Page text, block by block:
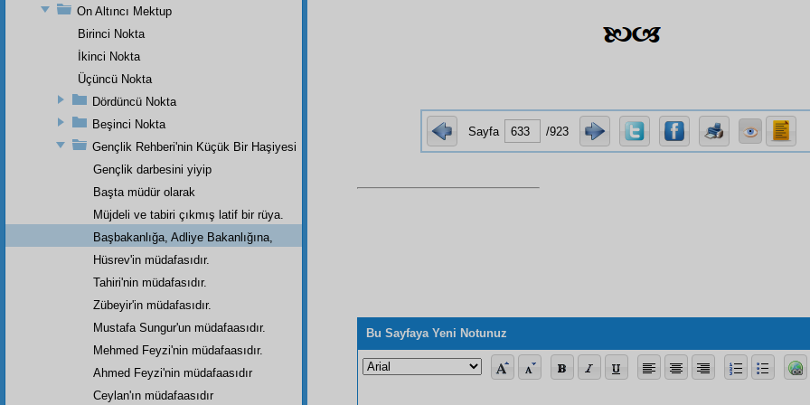
Sayfa /923
Bu Sayfaya Yeni Notunuz
On Altıncı Mektup
Birinci Nokta
İkinci Nokta
Üçüncü Nokta
Dördüncü Nokta
Beşinci Nokta
Gençlik Rehberi'nin Küçük Bir Haşiyesi
Gençlik darbesini yiyip
Başta müdür olarak
Müjdeli ve tabiri çıkmış latif bir rüya.
Başbakanlığa, Adliye Bakanlığına,
Hüsrev'in müdafasıdır.
Tahiri'nin müdafasıdır.
Zübeyir'in müdafasıdır.
Mustafa Sungur'un müdafaasıdır.
Mehmed Feyzi'nin müdafaasıdır.
Ahmed Feyzi'nin müdafaasıdır
Ceylan'ın müdafaasıdır